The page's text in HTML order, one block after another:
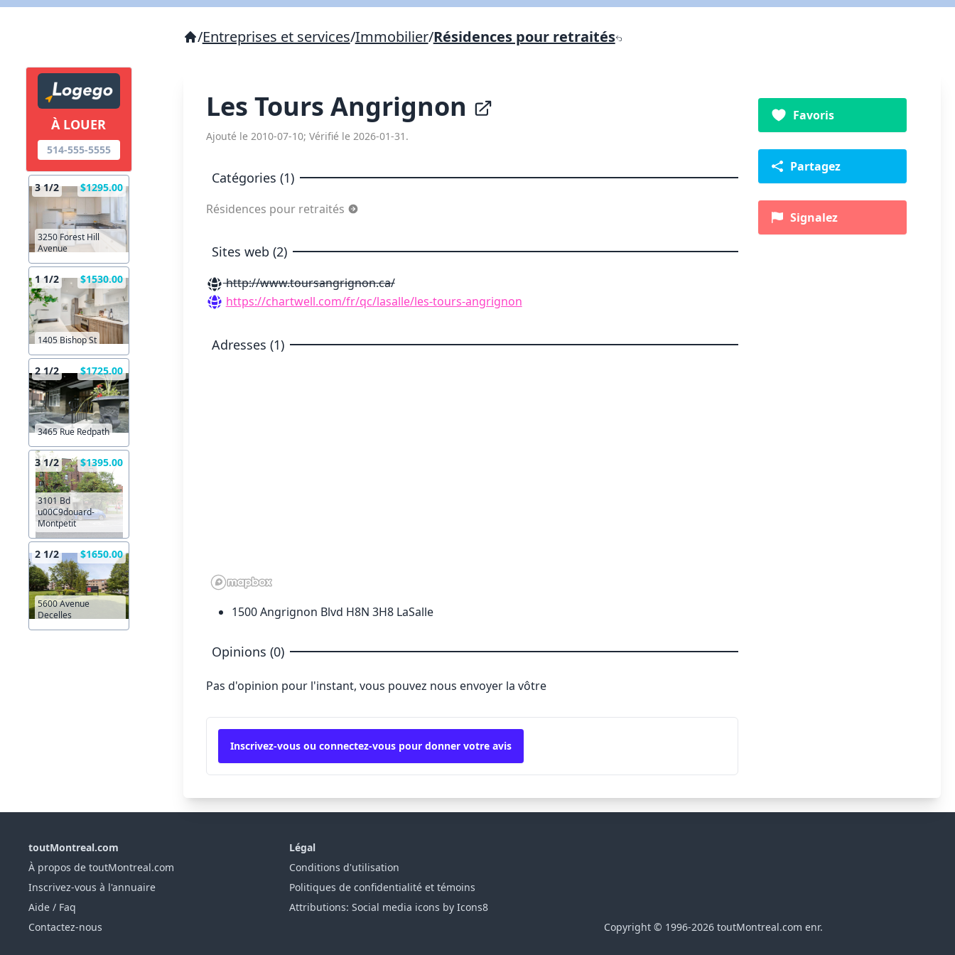
À LOUER
514-555-5555
3 1/2 $1295.00
3250 Forest Hill
Avenue
1 1/2 $1530.00
1405 Bishop St
2 1/2 $1725.00
3465 Rue Redpath
3 1/2 $1395.00
3101 Bd
u00C9douard-
Montpetit
2 1/2 $1650.00
5600 Avenue
Decelles
/Entreprises et services/Immobilier/Résidences pour retraités
Les Tours Angrignon
Ajouté le 2010-07-10; Vérifié le 2026-01-31.
Catégories (1)
Résidences pour retraités
Sites web (2)
http://www.toursangrignon.ca/
https://chartwell.com/fr/qc/lasalle/les-tours-angrignon
Adresses (1)
1500 Angrignon Blvd H8N 3H8 LaSalle
Opinions (0)
Pas d'opinion pour l'instant, vous pouvez nous envoyer la vôtre
Inscrivez-vous ou connectez-vous pour donner votre avis
Favoris
Partagez
Signalez
toutMontreal.com
À propos de toutMontreal.com
Inscrivez-vous à l'annuaire
Aide / Faq
Contactez-nous
Légal
Conditions d'utilisation
Politiques de confidentialité et témoins
Attributions: Social media icons by Icons8
Copyright © 1996-2026 toutMontreal.com enr.
X Fermer Envoyez